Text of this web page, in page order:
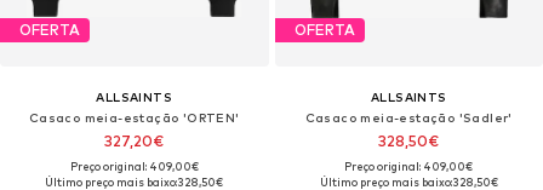
OFERTA
ALLSAINTS
Casaco meia-estação 'ORTEN'
327,20€
Preço original: 409,00€
Último preço mais baixo:328,50€
OFERTA
ALLSAINTS
Casaco meia-estação 'Sadler'
328,50€
Preço original: 409,00€
Último preço mais baixo:328,50€